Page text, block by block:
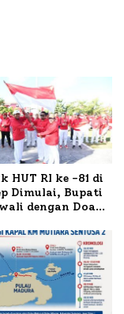
HUT RI ke -81 di
Dimulai, Bupati
dengan Doa